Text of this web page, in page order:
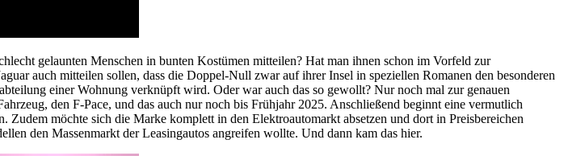
gelaunten Menschen in bunten Kostümen mitteilen? Hat man ihnen schon im Vorfeld zur
auch mitteilen sollen, dass die Doppel-Null zwar auf ihrer Insel in speziellen Romanen den besonderen
einer Wohnung verknüpft wird. Oder war auch das so gewollt? Nur noch mal zur genauen
den F-Pace, und das auch nur noch bis Frühjahr 2025. Anschließend beginnt eine vermutlich
Zudem möchte sich die Marke komplett in den Elektroautomarkt absetzen und dort in Preisbereichen
den Massenmarkt der Leasingautos angreifen wollte. Und dann kam das hier.